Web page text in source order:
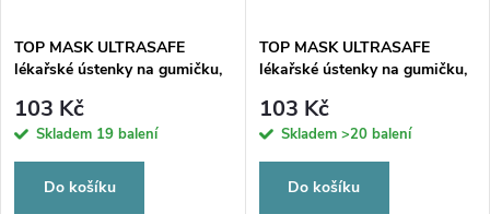
TOP MASK ULTRASAFE
lékařské ústenky na gumičku,
103 Kč
Skladem 19 balení
Do košíku
TOP MASK ULTRASAFE
lékařské ústenky na gumičku,
50ks
103 Kč
Skladem >20 balení
Do košíku